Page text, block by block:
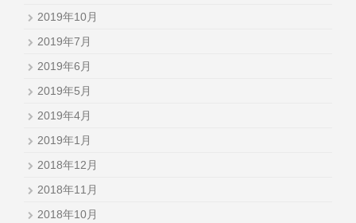
2019年10月
2019年7月
2019年6月
2019年5月
2019年4月
2019年1月
2018年12月
2018年11月
2018年10月